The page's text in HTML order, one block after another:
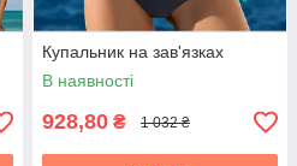
Купальник на зав'язках
В наявності
928,80 ₴ 1 032 ₴